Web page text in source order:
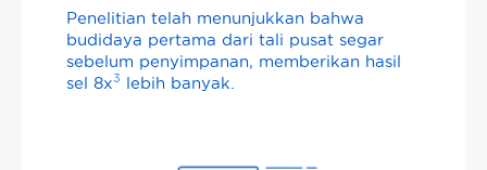
Penelitian telah menunjukkan bahwa
budidaya pertama dari tali pusat segar
sebelum penyimpanan, memberikan hasil
sel 8x3 lebih banyak.